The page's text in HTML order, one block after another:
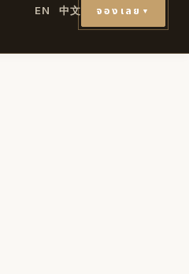
EN 中文 จองเลย ▼